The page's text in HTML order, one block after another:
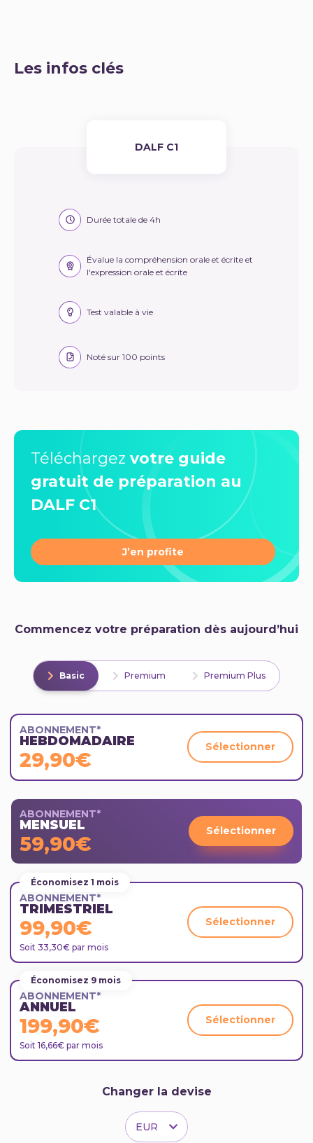
Les infos clés
DALF C1
Durée totale de 4h
Évalue la compréhension orale et écrite et
l'expression orale et écrite
Test valable à vie
Noté sur 100 points
Téléchargez votre guide
gratuit de préparation au
DALF C1
J’en profite
Commencez votre préparation dès aujourd’hui
Basic Premium Premium Plus
ABONNEMENT*
HEBDOMADAIRE
29,90€
Sélectionner
ABONNEMENT*
MENSUEL
59,90€
Sélectionner
Économisez 1 mois
ABONNEMENT*
TRIMESTRIEL
99,90€
Soit 33,30€ par mois
Sélectionner
Économisez 9 mois
ABONNEMENT*
ANNUEL
199,90€
Soit 16,66€ par mois
Sélectionner
Changer la devise
EUR